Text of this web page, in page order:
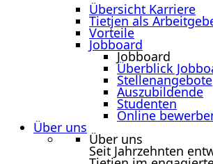
Übersicht Karriere
Tietjen als
Vorteile
Jobboard
Jobboard
Überblick
Stellenangebote
Auszubildende
Studenten
Online
Über uns
Über uns
Seit Jahrzehnten